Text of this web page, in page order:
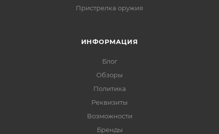
Пристрелка оружия
ИНФОРМАЦИЯ
Блог
Обзоры
Политика
Реквизиты
Возможности
Бренды